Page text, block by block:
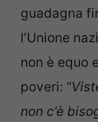
guadagna
l’Unione
non è equo
poveri: “
non c’è